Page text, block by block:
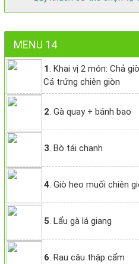
MENU 14
1. Khai vị 2 món: Chả
Cá trứng chiên giòn
2. Gà quay + bánh bao
3. Bò tái chanh
4. Giò heo muối chiên
5. Lẩu gà lá giang
6. Rau câu thập cẩm